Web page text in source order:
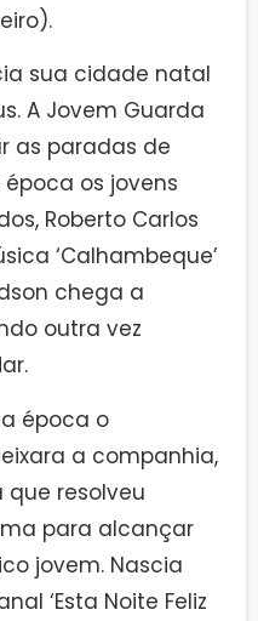
sua cidade natal
A Jovem Guarda
as paradas de
os jovens
Roberto Carlos
‘Calhambeque’
chega a
outra vez
época o
a companhia,
que resolveu
para alcançar
jovem. Nascia
‘Esta Noite Feliz